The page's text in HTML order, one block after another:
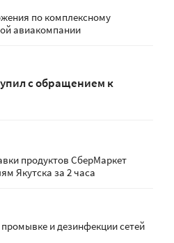
по комплексному
авиакомпании
с обращением к
продуктов СберМаркет
Якутска за 2 часа
и дезинфекции сетей